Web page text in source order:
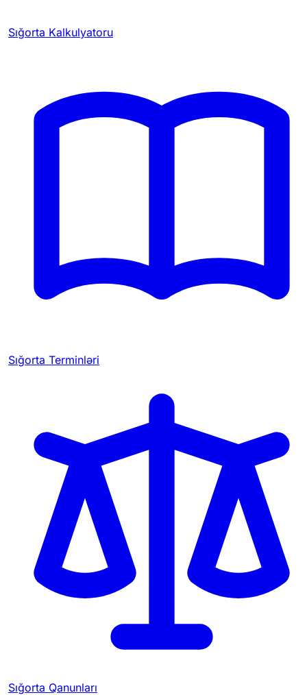
Sığorta Kalkulyatoru
Sığorta Terminləri
Sığorta Qanunları